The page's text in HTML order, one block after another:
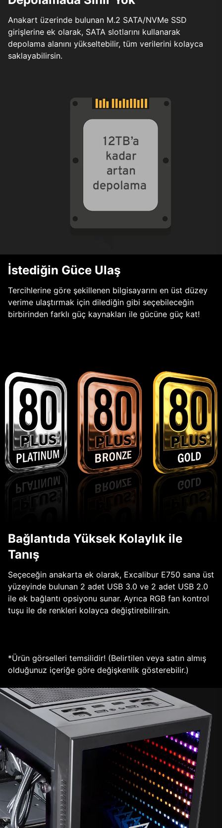
Anakart üzerinde bulunan M.2 SATA/NVMe SSD
girişlerine ek olarak, SATA slotlarını kullanarak
depolama alanını yükseltebilir, tüm verilerini kolayca
saklayabilirsin.
İstediğin Güce Ulaş
Tercihlerine göre şekillenen bilgisayarını en üst düzey
verime ulaştırmak için dilediğin gibi seçebileceğin
birbirinden farklı güç kaynakları ile gücüne güç kat!
Bağlantıda Yüksek Kolaylık ile
Tanış
Seçeceğin anakarta ek olarak, Excalibur E750 sana üst
yüzeyinde bulunan 2 adet USB 3.0 ve 2 adet USB 2.0
ile ek bağlantı opsiyonu sunar. Ayrıca RGB fan kontrol
tuşu ile de renkleri kolayca değiştirebilirsin.
*Ürün görselleri temsilidir! (Belirtilen veya satın almış
olduğunuz içeriğe göre değişkenlik gösterebilir.)